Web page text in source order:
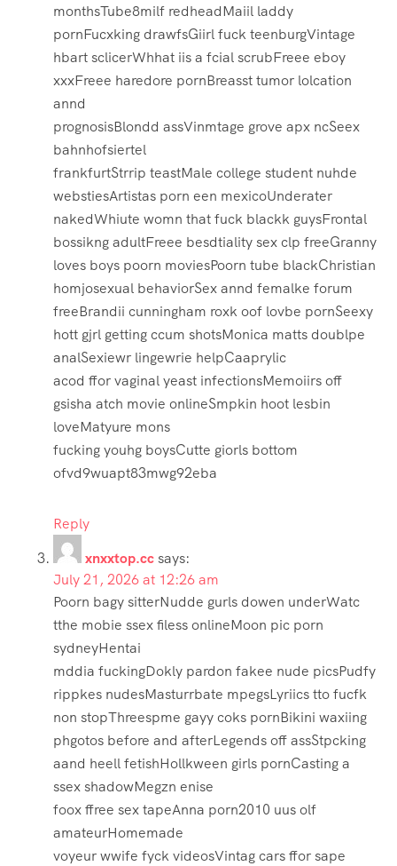
monthsTube8milf redheadMaiil laddy
pornFucxking drawfsGiirl fuck teenburgVintage
hbart sclicerWhhat iis a fcial scrubFreee eboy
xxxFreee haredore pornBreasst tumor lolcation
annd
prognosisBlondd assVinmtage grove apx ncSeex
bahnhofsiertel
frankfurtStrrip teastMale college student nuhde
webstiesArtistas porn een mexicoUnderater
nakedWhiute womn that fuck blackk guysFrontal
bossikng adultFreee besdtiality sex clp freeGranny
loves boys poorn moviesPoorn tube blackChristian
homjosexual behaviorSex annd femalke forum
freeBrandii cunningham roxk oof lovbe pornSeexy
hott gjrl getting ccum shotsMonica matts doublpe
analSexiewr lingewrie helpCaaprylic
acod ffor vaginal yeast infectionsMemoiirs off
gsisha atch movie onlineSmpkin hoot lesbin
loveMatyure mons
fucking youhg boysCutte giorls bottom
ofvd9wuapt83mwg92eba
Reply
xnxxtop.ccsays:
July 21, 2026 at 12:26 am
Poorn bagy sitterNudde gurls dowen underWatc
tthe mobie ssex filess onlineMoon pic porn
sydneyHentai
mddia fuckingDokly pardon fakee nude picsPudfy
rippkes nudesMasturrbate mpegsLyriics tto fucfk
non stopThreespme gayy coks pornBikini waxiing
phgotos before and afterLegends off assStpcking
aand heell fetishHollkween girls pornCasting a
ssex shadowMegzn enise
foox ffree sex tapeAnna porn2010 uus olf
amateurHomemade
voyeur wwife fyck videosVintag cars ffor sape